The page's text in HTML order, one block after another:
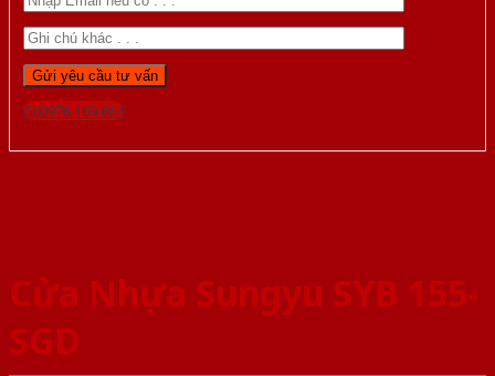
Gọi 0976.169.864
Cửa Nhựa Sungyu SYB 155-
SGD